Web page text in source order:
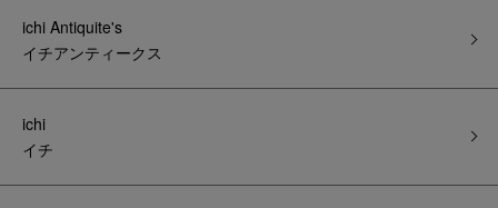
ichi Antiquite's
イチアンティークス
ichi
イチ